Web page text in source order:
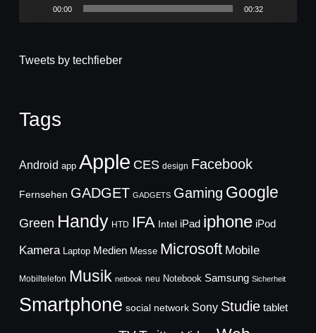
00:00 00:32
Tweets by techfieber
Tags
Android app Apple CES design Facebook
Fernsehen GADGET GADGETS Gaming Google
Green Handy HTD IFA Intel iPad iphone iPod
Kamera Laptop Medien Messe Microsoft Mobile
Mobiltelefon Musik netbook neu Notebook Samsung Sicherheit
Smartphone social network Sony Studie tablet